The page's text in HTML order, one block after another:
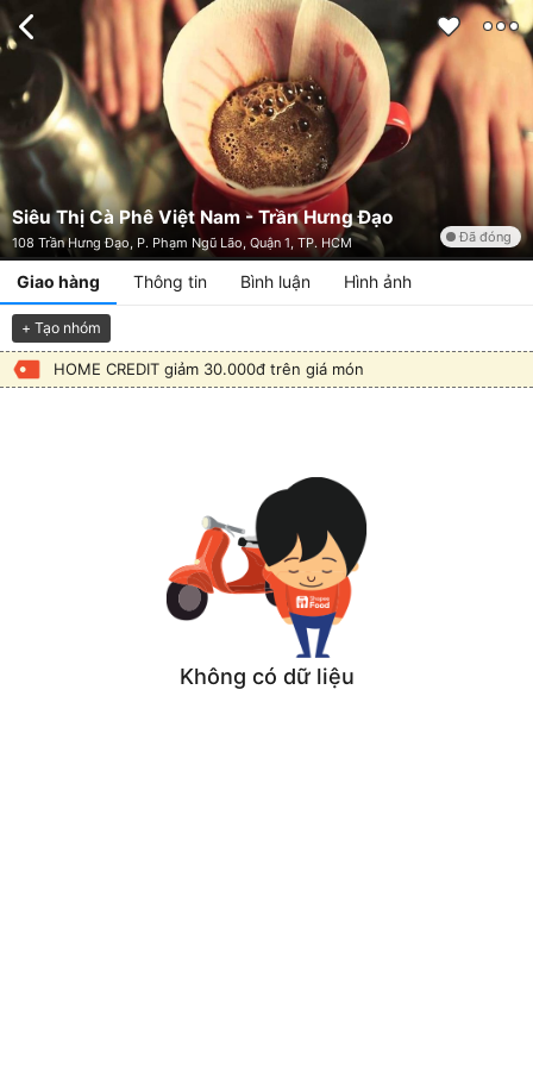
Siêu Thị Cà Phê Việt Nam - Trần Hưng Đạo
108 Trần Hưng Đạo, P. Phạm Ngũ Lão, Quận 1, TP. HCM Đã đóng
Giao hàng Thông tin Bình luận Hình ảnh
+ Tạo nhóm
HOME CREDIT giảm 30.000đ trên giá món
Không có dữ liệu